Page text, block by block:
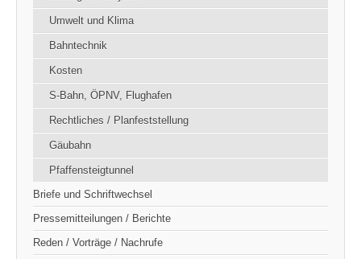
Umwelt und Klima
Bahntechnik
Kosten
S-Bahn, ÖPNV, Flughafen
Rechtliches / Planfeststellung
Gäubahn
Pfaffensteigtunnel
Briefe und Schriftwechsel
Pressemitteilungen / Berichte
Reden / Vorträge / Nachrufe